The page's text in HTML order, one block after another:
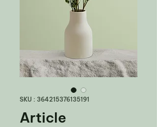
SKU : 364215376135191
Article